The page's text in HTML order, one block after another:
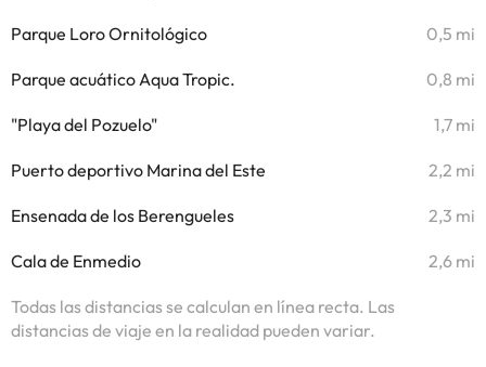
Parque Loro Ornitológico 0,5 mi
Parque acuático Aqua Tropic. 0,8 mi
"Playa del Pozuelo" 1,7 mi
Puerto deportivo Marina del Este 2,2 mi
Ensenada de los Berengueles 2,3 mi
Cala de Enmedio 2,6 mi
Todas las distancias se calculan en línea recta. Las
distancias de viaje en la realidad pueden variar.